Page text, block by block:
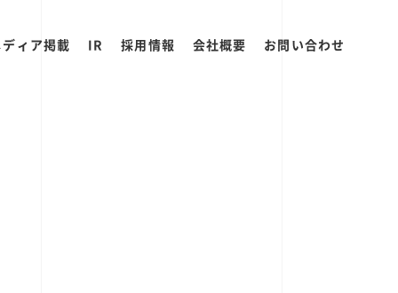
ィア掲載 IR 採用情報 会社概要 お問い合わせ